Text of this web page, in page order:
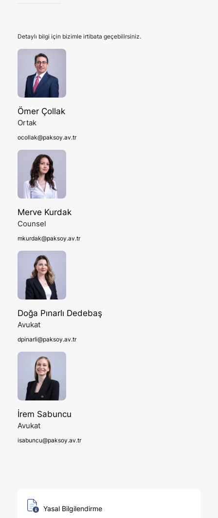
Detaylı bilgi için bizimle irtibata geçebilirsiniz.
Ömer Çollak
Ortak
ocollak@paksoy.av.tr
Merve Kurdak
Counsel
mkurdak@paksoy.av.tr
Doğa Pınarlı Dedebaş
Avukat
dpinarli@paksoy.av.tr
İrem Sabuncu
Avukat
isabuncu@paksoy.av.tr
Yasal Bilgilendirme